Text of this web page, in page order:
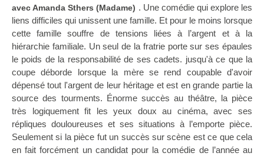
avec Amanda Sthers (Madame) . Une comédie qui explore les
liens difficiles qui unissent une famille. Et pour le moins lorsque
cette famille souffre de tensions liées à l’argent et à la
hiérarchie familiale. Un seul de la fratrie porte sur ses épaules
le poids de la responsabilité de ses cadets. jusqu'à ce que la
coupe déborde lorsque la mère se rend coupable d'avoir
dépensé tout l'argent de leur héritage et est en grande partie la
source des tourments. Énorme succès au théâtre, la pièce
très logiquement fit les yeux doux au cinéma, avec ses
répliques douloureuses et ses situations à l’emporte pièce.
Seulement si la pièce fut un succès sur scène est ce que cela
en fait forcément un candidat pour la comédie de l’année au